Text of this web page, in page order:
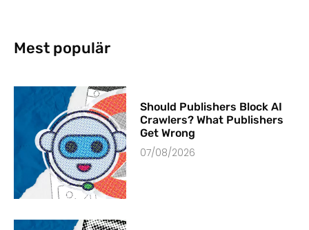
Mest populär
Should Publishers Block AI
Crawlers? What Publishers
Get Wrong
07/08/2026